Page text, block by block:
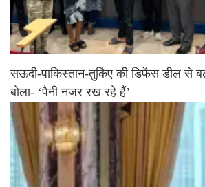
सऊदी-पाकिस्तान-तुर्किए की डिफेंस डील से
बोला- ‘पैनी नजर रख रहे हैं’